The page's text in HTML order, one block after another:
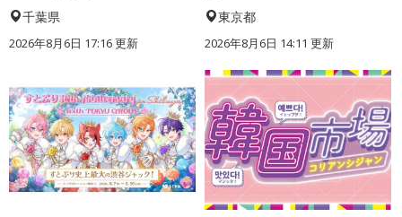
千葉県
2026年8月6日 17:16更新
東京都
2026年8月6日 14:11 更新